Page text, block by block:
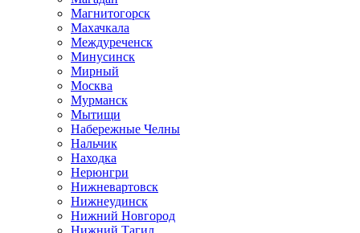
Магнитогорск
Махачкала
Междуреченск
Минусинск
Мирный
Москва
Мурманск
Мытищи
Набережные Челны
Нальчик
Находка
Нерюнгри
Нижневартовск
Нижнеудинск
Нижний Новгород
Нижний Тагил